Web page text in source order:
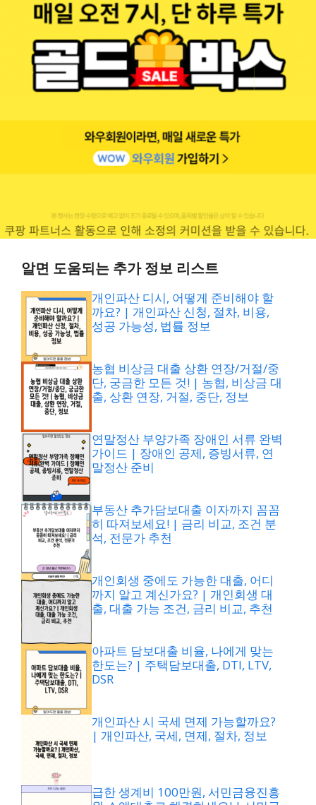
알면 도움되는 추가 정보 리스트
개인파산 디시, 어떻게 준비해야 할
까요? | 개인파산 신청, 절차, 비용,
성공 가능성, 법률 정보
농협 비상금 대출 상환 연장/거절/중
단, 궁금한 모든 것! | 농협, 비상금 대
출, 상환 연장, 거절, 중단, 정보
연말정산 부양가족 장애인 서류 완벽
가이드 | 장애인 공제, 증빙서류, 연
말정산 준비
부동산 추가담보대출 이자까지 꼼꼼
히 따져보세요! | 금리 비교, 조건 분
석, 전문가 추천
개인회생 중에도 가능한 대출, 어디
까지 알고 계신가요? | 개인회생 대
출, 대출 가능 조건, 금리 비교, 추천
아파트 담보대출 비율, 나에게 맞는
한도는? | 주택담보대출, DTI, LTV,
DSR
개인파산 시 국세 면제 가능할까요?
| 개인파산, 국세, 면제, 절차, 정보
급한 생계비 100만원, 서민금융진흥